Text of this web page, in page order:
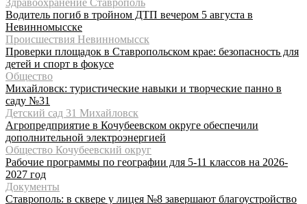
Водитель погиб в тройном ДТП вечером 5 августа в
Невинномысске
Происшествия Невинномысск
Проверки площадок в Ставропольском крае: безопасность для
детей и спорт в фокусе
Общество
Михайловск: туристические навыки и творческие панно в
саду №31
Детский сад 31 Михайловск
Агропредприятие в Кочубеевском округе обеспечили
дополнительной электроэнергией
Общество Кочубеевский округ
Рабочие программы по географии для 5-11 классов на 2026-
2027 год
Документы
Ставрополь: в сквере у лицея №8 завершают благоустройство